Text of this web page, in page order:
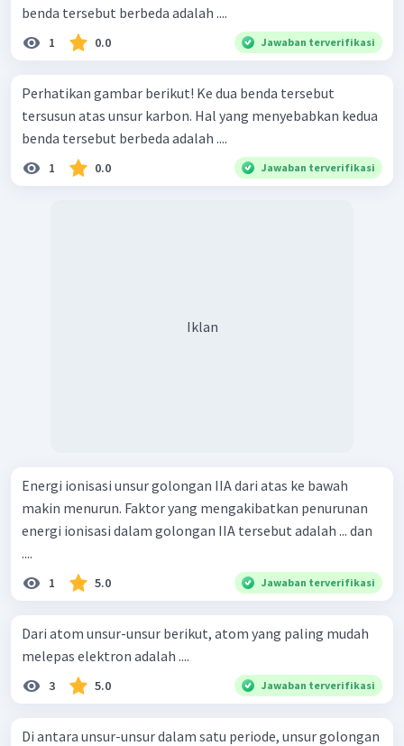
benda tersebut berbeda adalah ....
1 0.0 Jawaban terverifikasi
Perhatikan gambar berikut! Ke dua benda tersebut
tersusun atas unsur karbon. Hal yang menyebabkan kedua
benda tersebut berbeda adalah ....
1 0.0 Jawaban terverifikasi
Iklan
Energi ionisasi unsur golongan IIA dari atas ke bawah
makin menurun. Faktor yang mengakibatkan penurunan
energi ionisasi dalam golongan IIA tersebut adalah ... dan
....
1 5.0 Jawaban terverifikasi
Dari atom unsur-unsur berikut, atom yang paling mudah
melepas elektron adalah ....
3 5.0 Jawaban terverifikasi
Di antara unsur-unsur dalam satu periode, unsur golongan